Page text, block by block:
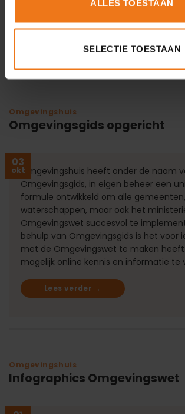
ALLES TOESTAAN
SELECTIE TOESTAAN
verantwoord en duurzaam ondernemen.
Omgevingshuis
Omgevingsgids opgericht
03
oktOmgevingshuis heeft onder de naam
Omgevingsgids, in eigen beheer een
formule ontwikkeld om alle
waterschappen, maar ook het
Omgevingswet succesvol te
behulp van Omgevingsgids is het voor
met de Omgevingswet te maken
mogelijk online kennis en informatie te
Lees verder →
Omgevingshuis
Infographics Omgevingswet